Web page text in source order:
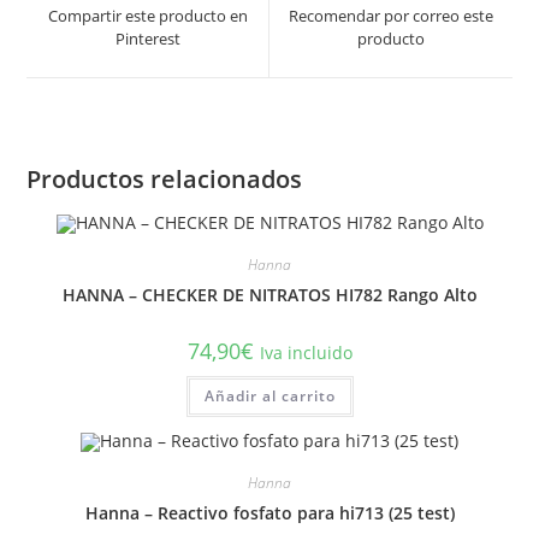
new
Compartir este producto en
Pinterest
new
Recomendar por correo este
producto
Productos relacionados
Hanna
HANNA – CHECKER DE NITRATOS HI782 Rango Alto
74,90€ Iva incluido
Añadir al carrito
Hanna
Hanna – Reactivo fosfato para hi713 (25 test)